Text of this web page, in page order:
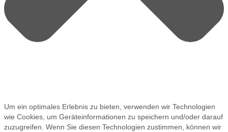
Um ein optimales Erlebnis zu bieten, verwenden wir Technologien
wie Cookies, um Geräteinformationen zu speichern und/oder darauf
zuzugreifen. Wenn Sie diesen Technologien zustimmen, können wir